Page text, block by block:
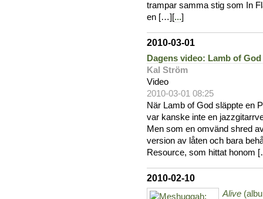
trampar samma stig som In
en […][...]
2010-03-01
Dagens video: Lamb of
Kal Ström
Video
2010-03-01 08:25
När Lamb of God släppte en
var kanske inte en
Men som en omvänd shred
version av låten och bara
Resource, som hittat honom
2010-02-10
Alive